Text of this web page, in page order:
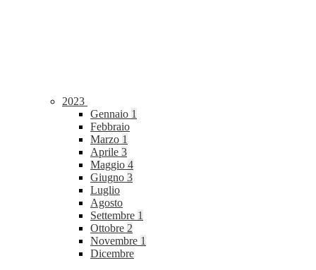
2023
Gennaio 1
Febbraio
Marzo 1
Aprile 3
Maggio 4
Giugno 3
Luglio
Agosto
Settembre 1
Ottobre 2
Novembre 1
Dicembre